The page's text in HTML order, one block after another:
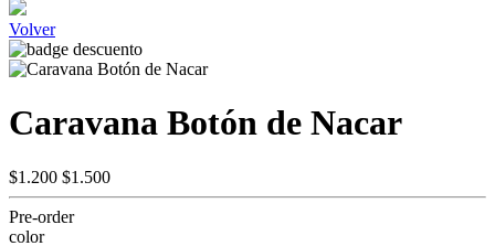
Volver
Caravana Botón de Nacar
$1.200 $1.500
Pre-order
color